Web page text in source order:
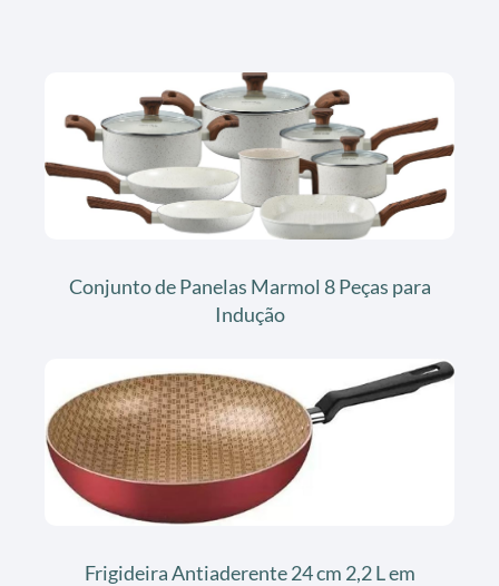
Conjunto de Panelas Marmol 8 Peças para
Indução
Frigideira Antiaderente 24 cm 2,2 L em